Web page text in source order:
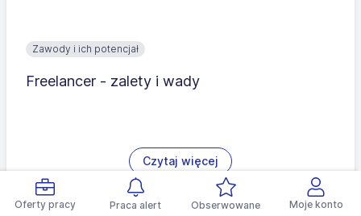
Oferty pracy Praca alert Obserwowane Moje konto
Zawody i ich potencjał
Freelancer - zalety i wady
Czytaj więcej